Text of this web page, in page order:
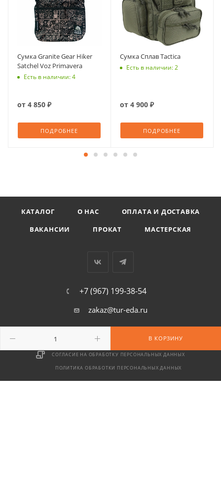
В КОРЗИНУ
Сумка Granite Gear Hiker
Satchel Voz Primavera
Есть в наличии: 4
от 4 850 ₽
ПОДРОБНЕЕ
Сумка Сплав Tactica
Есть в наличии: 2
от 4 900 ₽
ПОДРОБНЕЕ
КАТАЛОГ О НАС
ОПЛАТА И ДОСТАВКА
ВАКАНСИИ
ПРОКАТ МАСТЕРСКАЯ
+7 (967) 199-38-54
zakaz@tur-eda.ru
СОГЛАСИЕ НА ОБРАБОТКУ ПЕРСОНАЛЬНЫХ ДАННЫХ
ПОЛИТИКА ОБРАБОТКИ ПЕРСОНАЛЬНЫХ ДАННЫХ